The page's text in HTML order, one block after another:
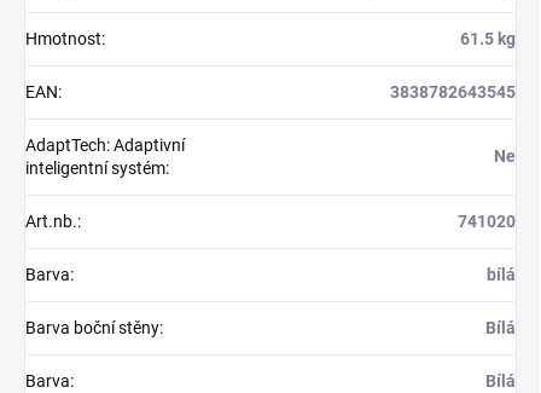
Hmotnost: 61.5 kg
EAN: 3838782643545
AdaptTech: Adaptivní
inteligentní systém:
Ne
Art.nb.: 741020
Barva: bílá
Barva boční stěny: Bílá
Barva: Bílá